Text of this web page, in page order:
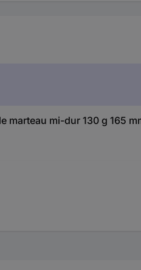
marteau mi-dur 130 g 165